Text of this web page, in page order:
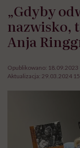
„Gdyby
nazwisko,
Anja
Opublikowano: 18.09.2023
Aktualizacja: 29.03.2024